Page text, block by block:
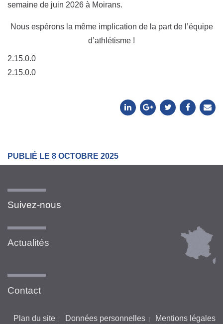
semaine de juin 2026 à Moirans.
Nous espérons la même implication de la part de l’équipe
d’athlétisme !
2.15.0.0
2.15.0.0
PUBLIÉ LE 8 OCTOBRE 2025
Suivez-nous
Actualités
Contact
Plan du site Données personnelles Mentions légales